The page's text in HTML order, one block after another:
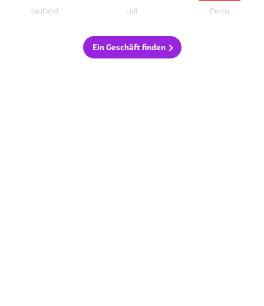
Kaufland Lidl Penny
Ein Geschäft finden